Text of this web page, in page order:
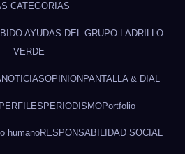
CATEGORIAS
AYUDAS DEL GRUPO LADRILLO
VERDE
NOTICIASOPINION PANTALLA & DIAL
PERFILESPERIODISMOPortfolio
humanoRESPONSABILIDAD SOCIAL